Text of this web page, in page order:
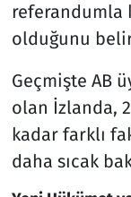
referandumla
olduğunu
Geçmişte AB
olan İzlanda,
kadar farklı
daha sıcak